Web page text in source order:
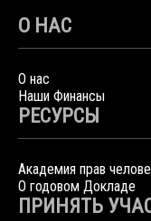
О НАС
О нас
Наши Финансы
РЕСУРСЫ
Академия прав
О годовом Докладе
ПРИНЯТЬ